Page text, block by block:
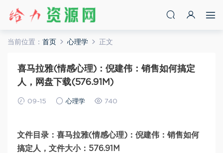
当前位置： 首页 心理学 正文
喜马拉雅(情感心理)：倪建伟：销售如何搞定
人，网盘下载(576.91M)
09-15 心理学 740
文件目录：喜马拉雅(情感心理)：倪建伟：销售如何
搞定人，文件大小：576.91M